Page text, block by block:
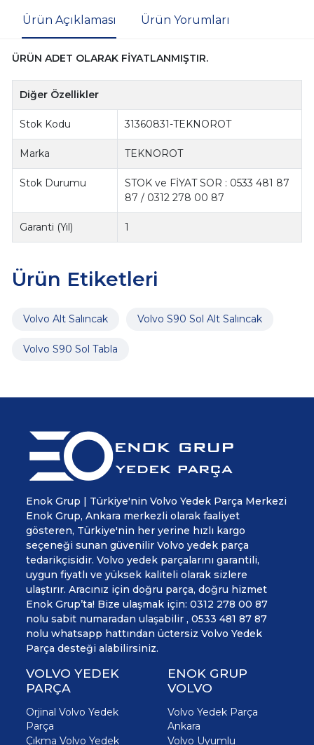
Ürün Açıklaması Ürün Yorumları
ÜRÜN ADET OLARAK FİYATLANMIŞTIR.
Diğer Özellikler
Stok Kodu 31360831-TEKNOROT
Marka TEKNOROT
Stok Durumu
STOK ve FİYAT SOR : 0533 481 87
87 / 0312 278 00 87
Garanti (Yıl) 1
Ürün Etiketleri
Volvo Alt Salıncak Volvo S90 Sol Alt Salıncak
Volvo S90 Sol Tabla
Enok Grup | Türkiye'nin Volvo Yedek Parça Merkezi
Enok Grup, Ankara merkezli olarak faaliyet
gösteren, Türkiye'nin her yerine hızlı kargo
seçeneği sunan güvenilir Volvo yedek parça
tedarikçisidir. Volvo yedek parçalarını garantili,
uygun fiyatlı ve yüksek kaliteli olarak sizlere
ulaştırır. Aracınız için doğru parça, doğru hizmet
Enok Grup’ta! Bize ulaşmak için: 0312 278 00 87
nolu sabit numaradan ulaşabilir , 0533 481 87 87
nolu whatsapp hattından üctersiz Volvo Yedek
Parça desteği alabilirsiniz.
VOLVO YEDEK
PARÇA
Orjinal Volvo Yedek
Parça
Çıkma Volvo Yedek
ENOK GRUP
VOLVO
Volvo Yedek Parça
Ankara
Volvo Uyumlu